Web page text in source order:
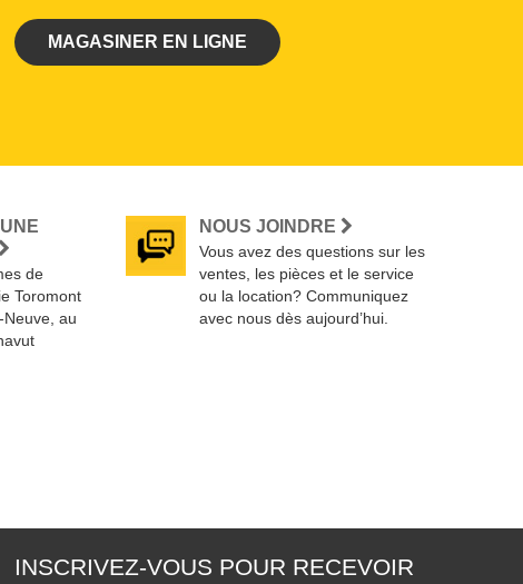
MAGASINER EN LIGNE
de
Toromont
au
NOUS JOINDRE
Vous avez des questions sur les
ventes, les pièces et le service
ou la location? Communiquez
avec nous dès aujourd’hui.
INSCRIVEZ-VOUS POUR RECEVOIR